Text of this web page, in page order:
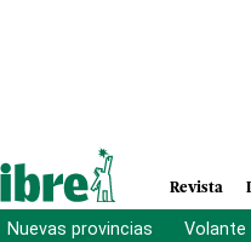
Revista
Nuevas provincias Volante